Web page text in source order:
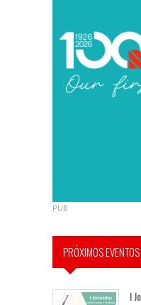
PUB
PRÓXIMOS EVENTOS
I